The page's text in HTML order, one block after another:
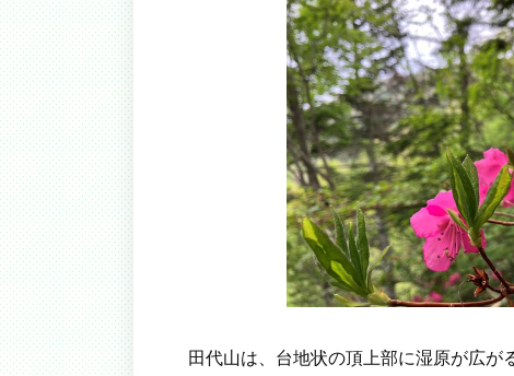
田代山は、台地状の頂上部に湿原が広